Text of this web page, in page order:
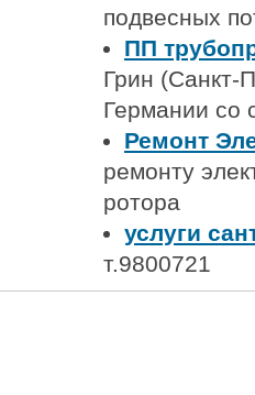
подвесных
ПП
Грин (Санкт-
Германии со
Ремонт
ремонту
ротора
услуги
т.9800721